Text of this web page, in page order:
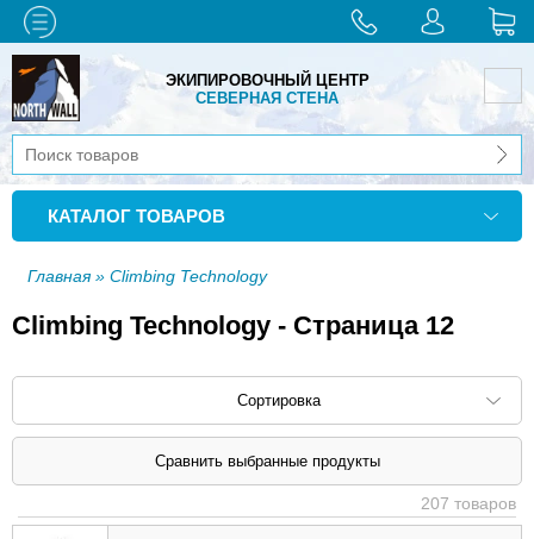
ЭКИПИРОВОЧНЫЙ ЦЕНТР
СЕВЕРНАЯ СТЕНА
КАТАЛОГ ТОВАРОВ
Главная» Climbing Technology
Climbing Technology - Страница 12
Сортировка
Сортировать по: наименованию (
убыв
207 товаров